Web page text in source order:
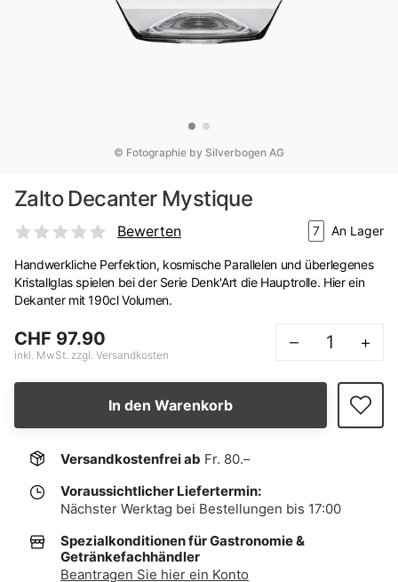
© Fotographie by Silverbogen AG
Zalto Decanter Mystique
Bewerten 7 An Lager
Handwerkliche Perfektion, kosmische Parallelen und überlegenes
Kristallglas spielen bei der Serie Denk'Art die Hauptrolle. Hier ein
Dekanter mit 190cl Volumen.
CHF 97.90
inkl. MwSt. zzgl. Versandkosten
– +
In den Warenkorb
Versandkostenfrei ab Fr. 80.–
Voraussichtlicher Liefertermin:
Nächster Werktag bei Bestellungen bis 17:00
Spezialkonditionen für Gastronomie &
Getränkefachhändler
Beantragen Sie hier ein Konto